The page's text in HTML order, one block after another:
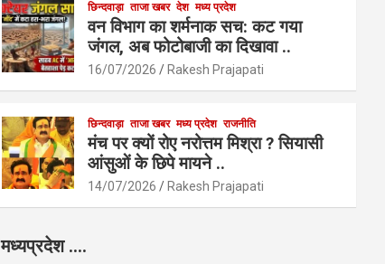
छिन्दवाड़ा ताजा खबर देश मध्य प्रदेश
वन विभाग का शर्मनाक सच: कट गया
जंगल, अब फोटोबाजी का दिखावा ..
16/07/2026 Rakesh Prajapati
छिन्दवाड़ा ताजा खबर मध्य प्रदेश राजनीति
मंच पर क्यों रोए नरोत्तम मिश्रा ? सियासी
आंसुओं के छिपे मायने ..
14/07/2026 Rakesh Prajapati
मध्यप्रदेश ….